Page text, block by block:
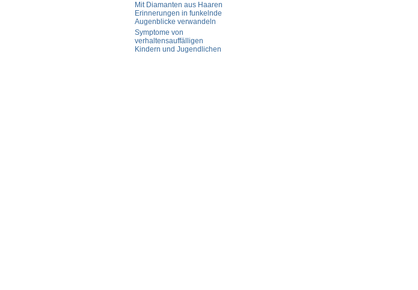
Mit Diamanten aus Haaren
Erinnerungen in funkelnde
Augenblicke verwandeln
Symptome von
verhaltensauffälligen
Kindern und Jugendlichen